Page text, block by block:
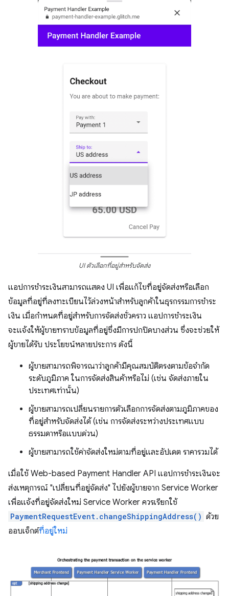
UI ตัวเลือกที่อยู่สำหรับจัดส่ง
แอปการชำระเงินสามารถแสดง UI เพื่อแก้ไขที่อยู่จัดส่งหรือเลือก
ข้อมูลที่อยู่ที่ลงทะเบียนไว้ล่วงหน้าสำหรับลูกค้าในธุรกรรมการชำระ
เงิน เมื่อกำหนดที่อยู่สำหรับการจัดส่งชั่วคราว แอปการชำระเงิน
จะแจ้งให้ผู้ขายทราบข้อมูลที่อยู่ซึ่งมีการปกปิดบางส่วน ซึ่งจะช่วยให้
ผู้ขายได้รับ ประโยชน์หลายประการ ดังนี้
ผู้ขายสามารถพิจารณาว่าลูกค้ามีคุณสมบัติตรงตามข้อจำกัด
ระดับภูมิภาค ในการจัดส่งสินค้าหรือไม่ (เช่น จัดส่งภายใน
ประเทศเท่านั้น)
ผู้ขายสามารถเปลี่ยนรายการตัวเลือกการจัดส่งตามภูมิภาคของ
ที่อยู่สำหรับจัดส่งได้ (เช่น การจัดส่งระหว่างประเทศแบบ
ธรรมดาหรือแบบด่วน)
ผู้ขายสามารถใช้ค่าจัดส่งใหม่ตามที่อยู่และอัปเดต ราคารวมได้
เมื่อใช้ Web-based Payment Handler API แอปการชำระเงินจะ
ส่งเหตุการณ์ "เปลี่ยนที่อยู่จัดส่ง" ไปยังผู้ขายจาก Service Worker
เพื่อแจ้งที่อยู่จัดส่งใหม่ Service Worker ควรเรียกใช้
PaymentRequestEvent.changeShippingAddress() ด้วย
ออบเจ็กต์ที่อยู่ใหม่